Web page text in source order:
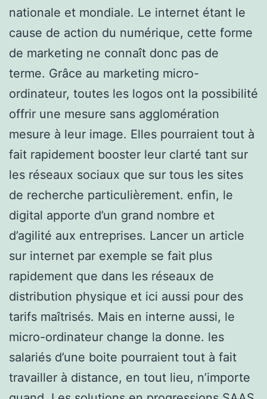
nationale et mondiale. Le internet étant le
cause de action du numérique, cette forme
de marketing ne connaît donc pas de
terme. Grâce au marketing micro-
ordinateur, toutes les logos ont la possibilité
offrir une mesure sans agglomération
mesure à leur image. Elles pourraient tout à
fait rapidement booster leur clarté tant sur
les réseaux sociaux que sur tous les sites
de recherche particulièrement. enfin, le
digital apporte d’un grand nombre et
d’agilité aux entreprises. Lancer un article
sur internet par exemple se fait plus
rapidement que dans les réseaux de
distribution physique et ici aussi pour des
tarifs maîtrisés. Mais en interne aussi, le
micro-ordinateur change la donne. les
salariés d’une boite pourraient tout à fait
travailler à distance, en tout lieu, n’importe